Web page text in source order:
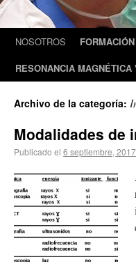
NOSOTROS
RESONANCIA
Archivo de la categoría:
Modalidades de
Publicado el 6 septiembre, 2017